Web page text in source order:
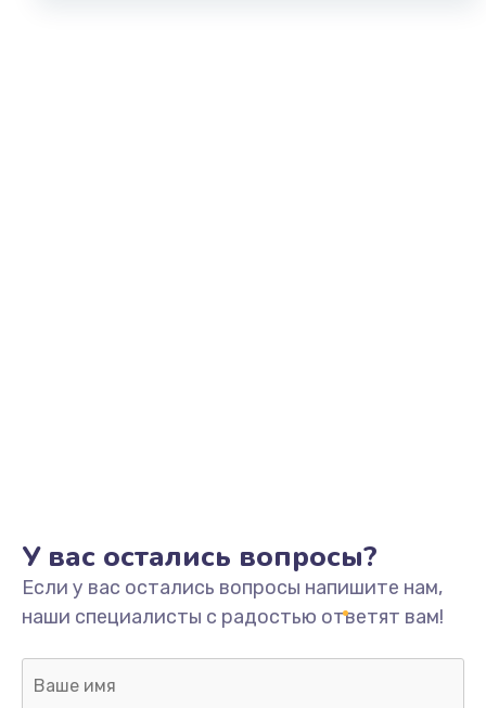
У вас остались вопросы?
Если у вас остались вопросы напишите нам,
наши специалисты с радостью ответят вам!